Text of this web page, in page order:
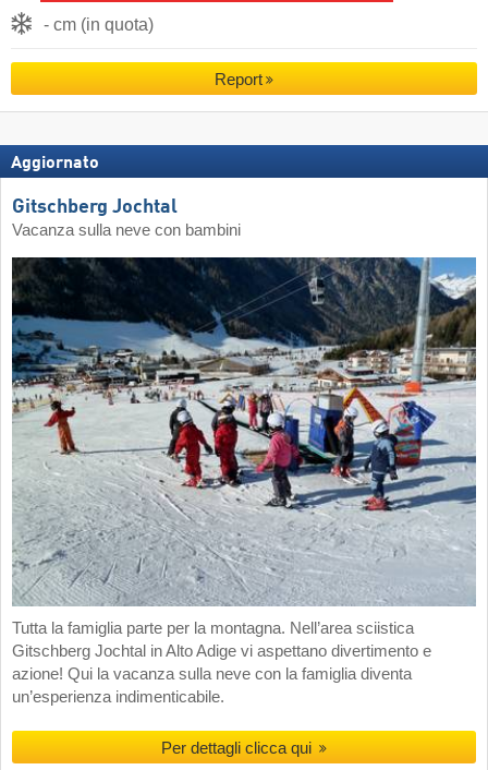
- cm (in quota)
Report
Aggiornato
Gitschberg Jochtal
Vacanza sulla neve con bambini
Tutta la famiglia parte per la montagna. Nell’area sciistica
Gitschberg Jochtal in Alto Adige vi aspettano divertimento e
azione! Qui la vacanza sulla neve con la famiglia diventa
un’esperienza indimenticabile.
Per dettagli clicca qui